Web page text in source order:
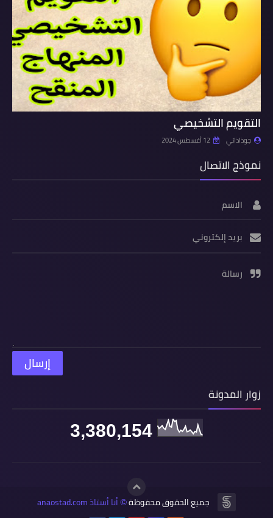
التقويم التشخيصي
جوذاذاتي 12 أغسطس 2024
نموذج الاتصال
الاسم
بريد إلكتروني
رسالة
زوار المدونة
3,380,154
جميع الحقوق محفوظة© أنا أستاذ anaostad.com